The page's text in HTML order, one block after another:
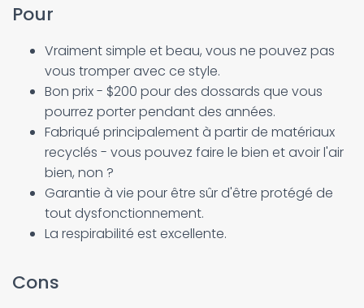
Pour
Vraiment simple et beau, vous ne pouvez pas
vous tromper avec ce style.
Bon prix - $200 pour des dossards que vous
pourrez porter pendant des années.
Fabriqué principalement à partir de matériaux
recyclés - vous pouvez faire le bien et avoir l'air
bien, non ?
Garantie à vie pour être sûr d'être protégé de
tout dysfonctionnement.
La respirabilité est excellente.
Cons